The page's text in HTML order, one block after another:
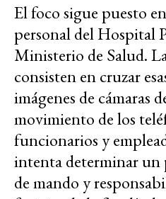
El foco sigue puesto
personal del Hospital
Ministerio de Salud.
consisten en cruzar
imágenes de cámaras
movimiento de los
funcionarios y
intenta determinar un
de mando y